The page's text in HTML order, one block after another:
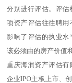
分别进行评估。评估
项资产评估往往聘用
影响了评估的执业水
该必须由的房产价值
重庆海润资产评估有
企业IPO主板上市、